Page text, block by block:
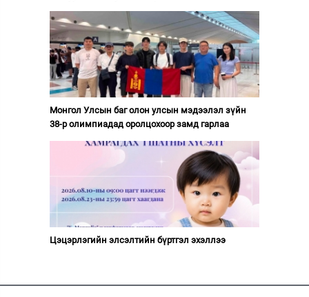
Монгол Улсын баг олон улсын мэдээлэл зүйн
38-р олимпиадад оролцохоор замд гарлаа
Цэцэрлэгийн элсэлтийн бүртгэл эхэллээ